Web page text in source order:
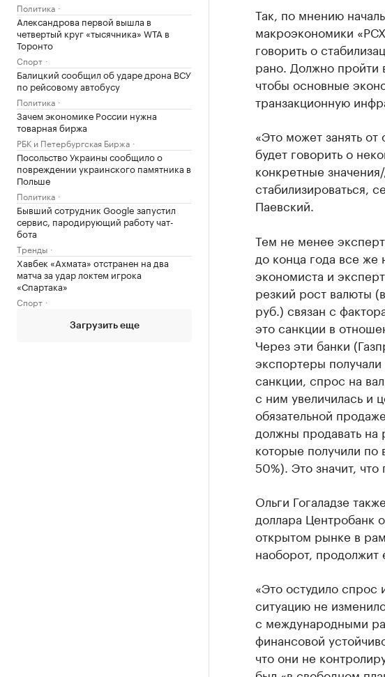
Политика
Александрова первой вышла в
четвертый круг «тысячника» WTA в
Торонто
Спорт
Балицкий сообщил об ударе дрона ВСУ
по рейсовому автобусу
Политика
Зачем экономике России нужна
товарная биржа
РБК и Петербургская Биржа
Посольство Украины сообщило о
повреждении украинского памятника в
Польше
Политика
Бывший сотрудник Google запустил
сервис, пародирующий работу чат-
бота
Тренды
Хавбек «Ахмата» отстранен на два
матча за удар локтем игрока
«Спартака»
Спорт
Загрузить еще
Так, по мнению
макроэкономики
говорить о
рано. Должно пройти
чтобы основные
транзакционную
«Это может занять
будет говорить о
конкретные
стабилизироваться,
Паевский.
Тем не менее
до конца года все
экономиста и
резкий рост валюты
руб.) связан с
это санкции в
Через эти банки
экспортеры получали
санкции, спрос на
с ним увеличилась и
обязательной
должны продавать
которые получили
50%). Это значит,
Ольги Гогаладзе
доллара Центробанк
открытом рынке в
наоборот, продолжит
«Это остудило спрос
ситуацию не
с международными
финансовой
что они не